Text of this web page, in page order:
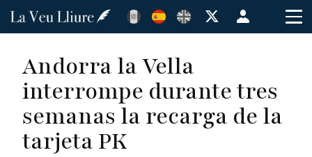
Pasar
principal
Menú
de
usuario
Andorra la Vella
interrompe durante tres
semanas la recarga de la
tarjeta PK